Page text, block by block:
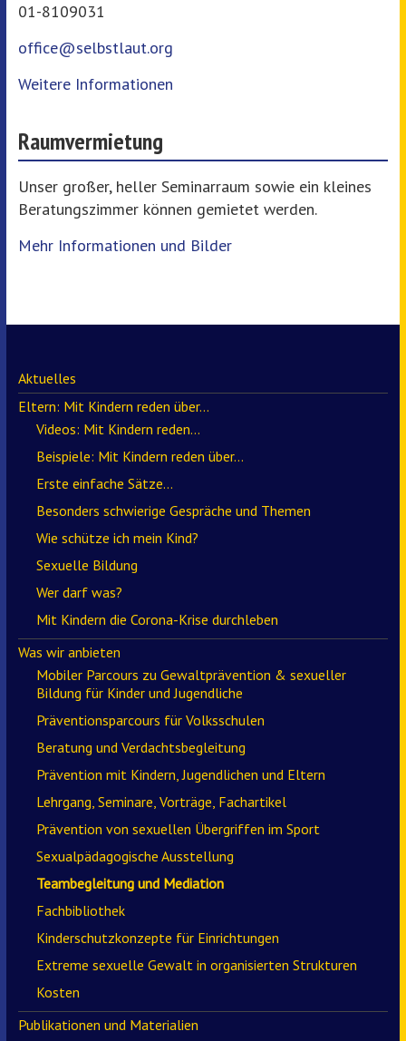
01-8109031
office@selbstlaut.org
Weitere Informationen
Raumvermietung
Unser großer, heller Seminarraum sowie ein kleines
Beratungszimmer können gemietet werden.
Mehr Informationen und Bilder
Aktuelles
Eltern: Mit Kindern reden über…
Videos: Mit Kindern reden…
Beispiele: Mit Kindern reden über…
Erste einfache Sätze…
Besonders schwierige Gespräche und Themen
Wie schütze ich mein Kind?
Sexuelle Bildung
Wer darf was?
Mit Kindern die Corona-Krise durchleben
Was wir anbieten
Mobiler Parcours zu Gewaltprävention & sexueller
Bildung für Kinder und Jugendliche
Präventionsparcours für Volksschulen
Beratung und Verdachtsbegleitung
Prävention mit Kindern, Jugendlichen und Eltern
Lehrgang, Seminare, Vorträge, Fachartikel
Prävention von sexuellen Übergriffen im Sport
Sexualpädagogische Ausstellung
Teambegleitung und Mediation
Fachbibliothek
Kinderschutzkonzepte für Einrichtungen
Extreme sexuelle Gewalt in organisierten Strukturen
Kosten
Publikationen und Materialien